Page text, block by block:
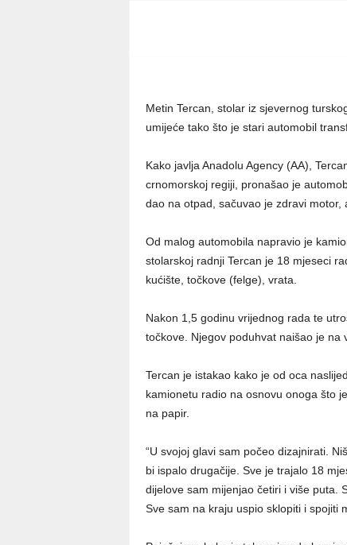
Metin Tercan, stolar iz sjevernog
umijeće tako što je stari automobil
Kako javlja Anadolu Agency (AA),
crnomorskoj regiji, pronašao je
dao na otpad, sačuvao je zdravi motor,
Od malog automobila napravio je
stolarskoj radnji Tercan je 18 mjeseci
kućište, točkove (felge), vrata.
Nakon 1,5 godinu vrijednog rada te
točkove. Njegov poduhvat naišao je na
Tercan je istakao kako je od oca
kamionetu radio na osnovu onoga što
na papir.
“U svojoj glavi sam počeo dizajnirati.
bi ispalo drugačije. Sve je trajalo 18
dijelove sam mijenjao četiri i više puta.
Sve sam na kraju uspio sklopiti i spojiti